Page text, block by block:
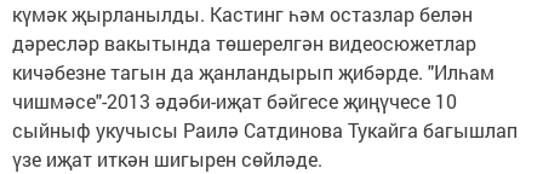
күмәк җырланылды. Кастинг һәм остазлар белән
дәресләр вакытында төшерелгән видеосюжетлар
кичәбезне тагын да җанландырып җибәрде. "Илһам
чишмәсе"-2013 әдәби-иҗат бәйгесе җиңүчесе 10
сыйныф укучысы Раилә Сатдинова Тукайга багышлап
үзе иҗат иткән шигырен сөйләде.